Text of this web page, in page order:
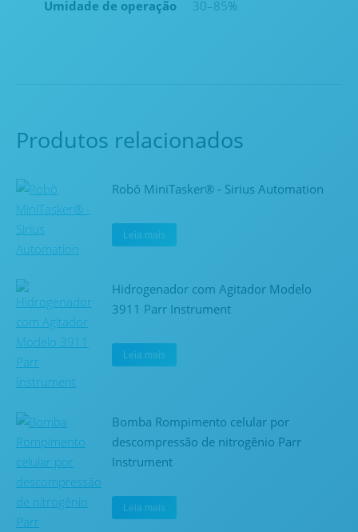
Umidade de operação 30–85%
Produtos relacionados
Robô MiniTasker® - Sirius Automation
Leia mais
Hidrogenador com Agitador Modelo
3911 Parr Instrument
Leia mais
Bomba Rompimento celular por
descompressão de nitrogênio Parr
Instrument
Leia mais